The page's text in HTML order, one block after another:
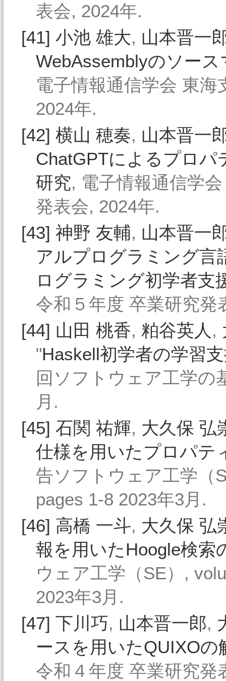
表会, 2024年.
[41] 小池 雄大, 山本晋一
WebAssemblyのソー
電子情報通信学会 東
2024年.
[42] 横山 穂奏, 山本晋一
ChatGPTによるプロ
研究, 電子情報通信学
発表会, 2024年.
[43] 神野 友輔, 山本晋一
アルプログラミング言
ログラミング初学者支
令和５年度 卒業研究発
[44] 山田 桃香, 粕谷英人 ,
"Haskell初学者の学習
回ソフトウェア工学の
月.
[45] 石関 祐輝, 大久保 弘
仕様を用いたプロパテ
告ソフトウェア工学（
pages 1-8 2023年3月.
[46] 高橋 一斗, 大久保 弘
報を用いたHoogle検索
ウェア工学（SE）,
2023年3月.
[47] 下川巧, 山本晋一郎,
ースを用いたQUIXOの
令和４年度 卒業研究発